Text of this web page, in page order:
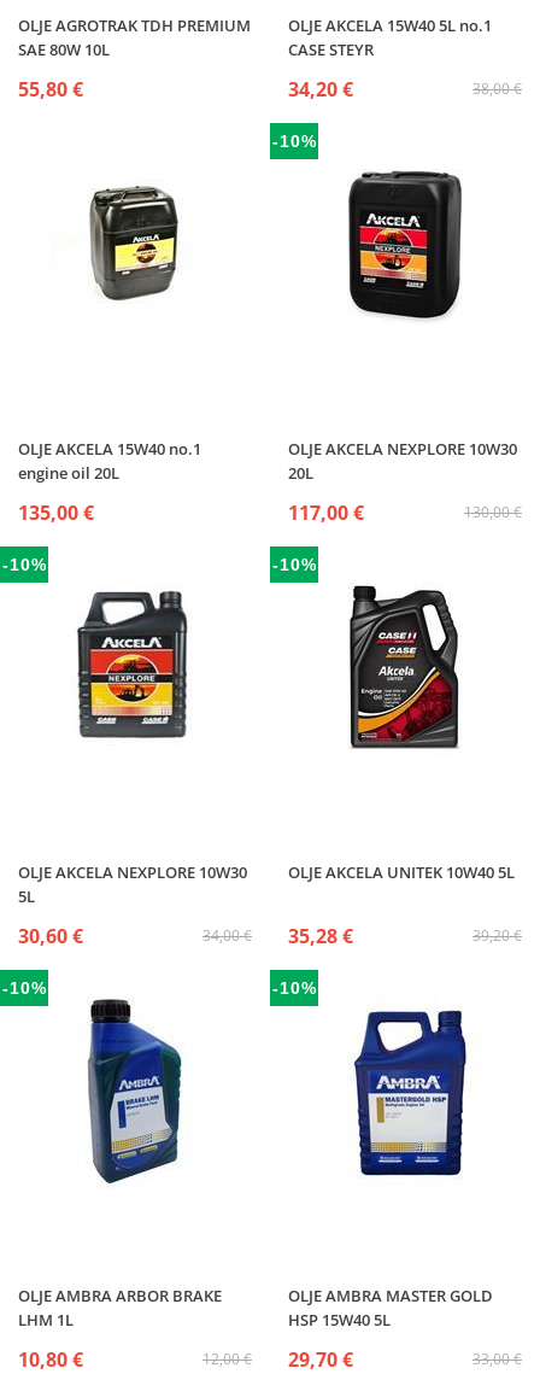
OLJE AGROTRAK TDH PREMIUM
SAE 80W 10L
55,80 €
OLJE AKCELA 15W40 5L no.1
CASE STEYR
38,00 €
34,20 €
OLJE AKCELA 15W40 no.1
engine oil 20L
135,00 €
-10%
OLJE AKCELA NEXPLORE 10W30
20L
130,00 €
117,00 €
-10%
OLJE AKCELA NEXPLORE 10W30
5L
34,00 €
30,60 €
-10%
OLJE AKCELA UNITEK 10W40 5L
39,20 €
35,28 €
-10%
OLJE AMBRA ARBOR BRAKE
LHM 1L
12,00 €
10,80 €
-10%
OLJE AMBRA MASTER GOLD
HSP 15W40 5L
33,00 €
29,70 €